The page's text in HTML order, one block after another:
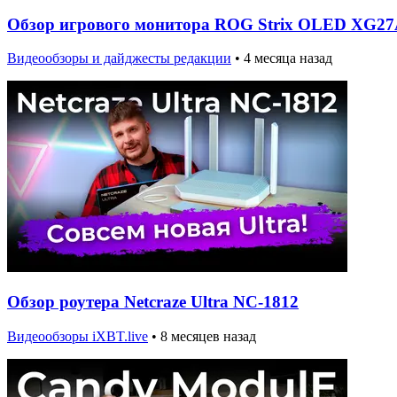
Обзор игрового монитора ROG Strix OLED
Видеообзоры и дайджесты редакции • 4 месяца назад
Обзор роутера Netcraze Ultra NC-1812
Видеообзоры iXBT.live • 8 месяцев назад